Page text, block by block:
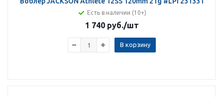
Есть в наличии (10+)
1 740 руб./шт
В корзину